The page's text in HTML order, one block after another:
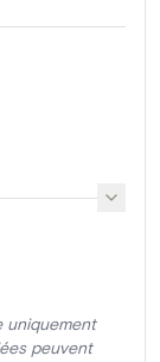
uniquement
peuvent